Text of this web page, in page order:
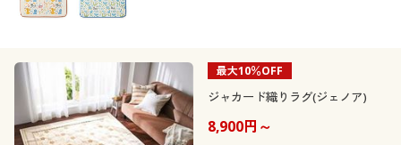
最大10％OFF
ジャカード織りラグ(ジェノア)
8,900円～